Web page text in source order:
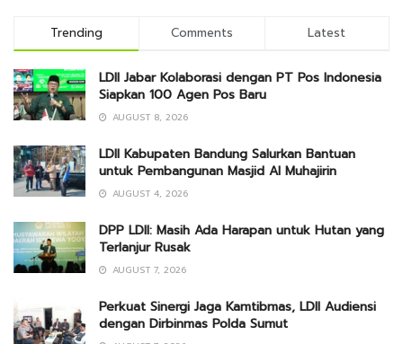
Trending Comments Latest
LDII Jabar Kolaborasi dengan PT Pos Indonesia
Siapkan 100 Agen Pos Baru
AUGUST 8, 2026
LDII Kabupaten Bandung Salurkan Bantuan
untuk Pembangunan Masjid Al Muhajirin
AUGUST 4, 2026
DPP LDII: Masih Ada Harapan untuk Hutan yang
Terlanjur Rusak
AUGUST 7, 2026
Perkuat Sinergi Jaga Kamtibmas, LDII Audiensi
dengan Dirbinmas Polda Sumut